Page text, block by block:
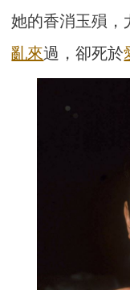
她的香消玉殞，
亂來過，卻死於